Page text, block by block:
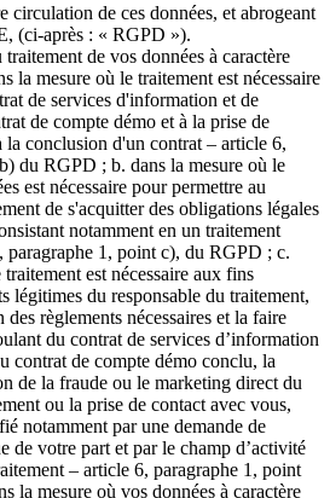
circulation de ces données, et abrogeant
(ci-après : « RGPD »).
de vos données à caractère
la mesure où le traitement est nécessaire
de services d'information et de
de compte démo et à la prise de
la conclusion d'un contrat – article 6,
du RGPD ; b. dans la mesure où le
est nécessaire pour permettre au
de s'acquitter des obligations légales
notamment en un traitement
paragraphe 1, point c), du RGPD ; c.
est nécessaire aux fins
légitimes du responsable du traitement,
des règlements nécessaires et la faire
du contrat de services d’information
contrat de compte démo conclu, la
de la fraude ou le marketing direct du
ou la prise de contact avec vous,
notamment par une demande de
de votre part et par le champ d’activité
– article 6, paragraphe 1, point
la mesure où vos données à caractère